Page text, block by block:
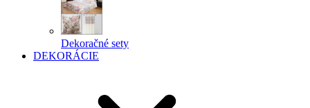
Dekoračné sety
DEKORÁCIE